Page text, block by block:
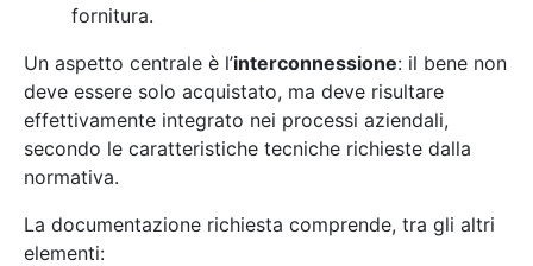
fornitura.
Un aspetto centrale è l’interconnessione: il bene non
deve essere solo acquistato, ma deve risultare
effettivamente integrato nei processi aziendali,
secondo le caratteristiche tecniche richieste dalla
normativa.
La documentazione richiesta comprende, tra gli altri
elementi: